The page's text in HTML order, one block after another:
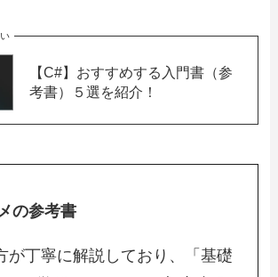
【C#】おすすめする入門書（参
考書）５選を紹介！
の参考書
が丁寧に解説しており、「基礎